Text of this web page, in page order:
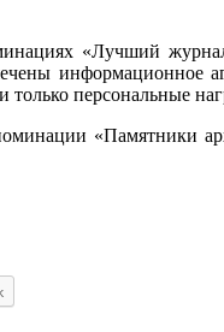
«Лучший
информационное
персональные
«Памятники